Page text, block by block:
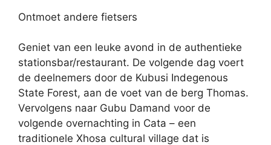
Ontmoet andere fietsers
Geniet van een leuke avond in de authentieke
stationsbar/restaurant. De volgende dag voert
de deelnemers door de Kubusi Indegenous
State Forest, aan de voet van de berg Thomas.
Vervolgens naar Gubu Damand voor de
volgende overnachting in Cata – een
traditionele Xhosa cultural village dat is